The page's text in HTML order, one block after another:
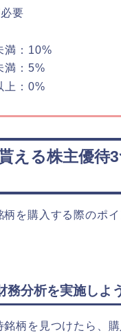
要
満：10%
満：5%
上：0%
える株主優待
柄を購入する際のポ
分析を実施しよ
柄を見つけたら、